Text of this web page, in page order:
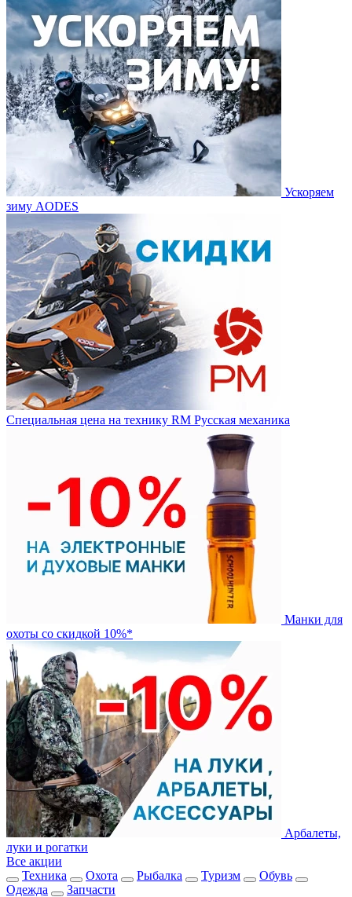
Ускоряем
зиму AODES
Специальная цена на технику RM Русская механика
Манки для
охоты со скидкой 10%*
Арбалеты,
луки и рогатки
Все акции
Техника
Охота Рыбалка Туризм
Обувь
Одежда
Запчасти